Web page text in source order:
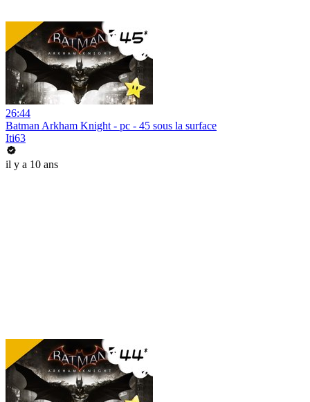
26:44
Batman Arkham Knight - pc - 45 sous la surface
Iti63
il y a 10 ans